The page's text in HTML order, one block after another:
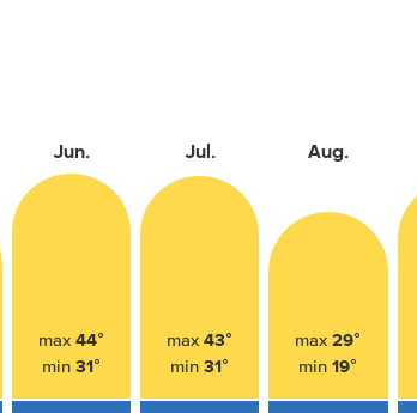
Jun.
max 44°
min 31°
Jul.
max43°
min31°
Aug.
max29°
min19°